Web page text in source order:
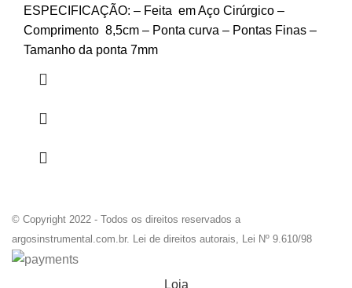
ESPECIFICAÇÃO: – Feita em Aço Cirúrgico –
Comprimento 8,5cm – Ponta curva – Pontas Finas –
Tamanho da ponta 7mm
© Copyright 2022 - Todos os direitos reservados a
argosinstrumental.com.br. Lei de direitos autorais, Lei Nº 9.610/98
Loja